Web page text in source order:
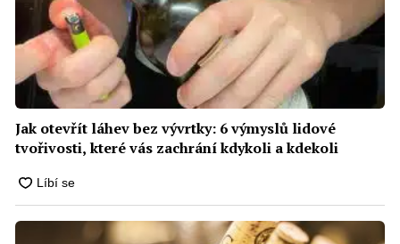
Jak otevřít láhev bez vývrtky: 6 výmyslů lidové
tvořivosti, které vás zachrání kdykoli a kdekoli